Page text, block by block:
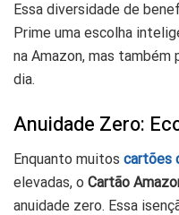
Essa diversidade de
Prime uma escolha
na Amazon, mas também
dia.
Anuidade Zero:
Enquanto muitos cartões
elevadas, o Cartão
anuidade zero. Essa